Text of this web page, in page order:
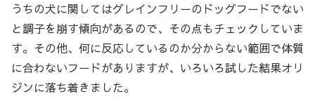
うちの犬に関してはグレインフリーのドッグフードでない
と調子を崩す傾向があるので、その点もチェックしていま
す。その他、何に反応しているのか分からない範囲で体質
に合わないフードがありますが、いろいろ試した結果オリ
ジンに落ち着きました。